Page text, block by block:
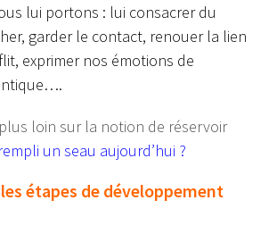
lui portons : lui consacrer du
garder le contact, renouer la lien
exprimer nos émotions de
loin sur la notion de réservoir
un seau aujourd’hui ?
étapes de développement